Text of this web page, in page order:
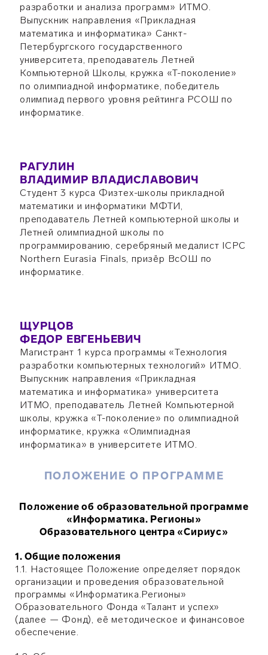
разработки и анализа программ» ИТМО.
Выпускник направления «Прикладная
математика и информатика» Санкт-
Петербургского государственного
университета, преподаватель Летней
Компьютерной Школы, кружка «Т-поколение»
по олимпиадной информатике, победитель
олимпиад первого уровня рейтинга РСОШ по
информатике.
РАГУЛИН
ВЛАДИМИР ВЛАДИСЛАВОВИЧ
Студент 3 курса Физтех-школы прикладной
математики и информатики МФТИ,
преподаватель Летней компьютерной школы и
Летней олимпиадной школы по
программированию, серебряный медалист ICPC
Northern Eurasia Finals, призёр ВсОШ по
информатике.
ЩУРЦОВ
ФЕДОР ЕВГЕНЬЕВИЧ
Магистрант 1 курса программы «Технология
разработки компьютерных технологий» ИТМО.
Выпускник направления «Прикладная
математика и информатика» университета
ИТМО, преподаватель Летней Компьютерной
школы, кружка «Т-поколение» по олимпиадной
информатике, кружка «Олимпиадная
информатика» в университете ИТМО.
ПОЛОЖЕНИЕ О ПРОГРАММЕ
Положение об образовательной программе
«Информатика. Регионы»
Образовательного центра «Сириус»
1. Общие положения
1.1. Настоящее Положение определяет порядок
организации и проведения образовательной
программы «Информатика.Регионы»
Образовательного Фонда «Талант и успех»
(далее — Фонд), её методическое и финансовое
обеспечение.